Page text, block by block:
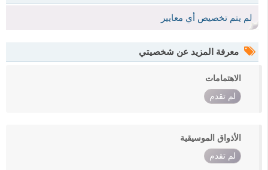
لم يتم تخصيص أي معايير
معرفة المزيد عن شخصيتي
الاهتمامات
لم تقدم
الأذواق الموسيقية
لم تقدم